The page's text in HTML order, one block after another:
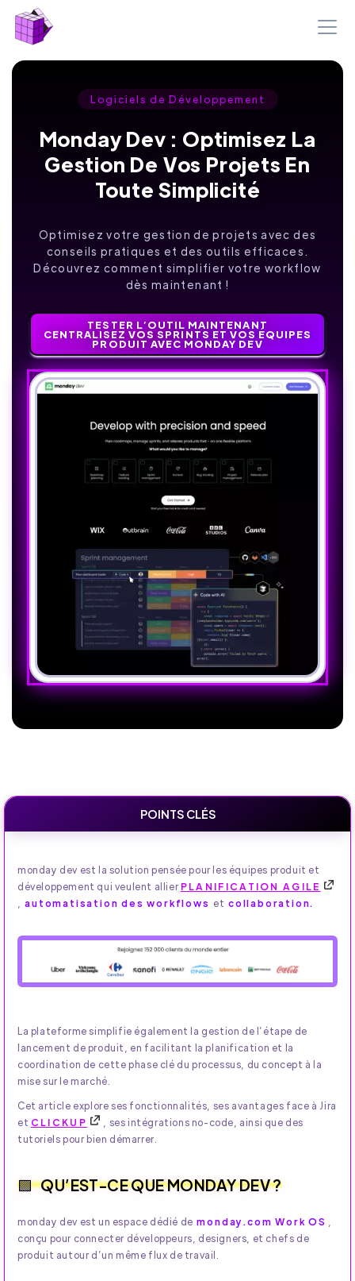
Logiciels de Développement
Monday Dev : Optimisez La
Gestion De Vos Projets En
Toute Simplicité
Optimisez votre gestion de projets avec des
conseils pratiques et des outils efficaces.
Découvrez comment simplifier votre workflow
dès maintenant !
TESTER L’OUTIL MAINTENANT
CENTRALISEZ VOS SPRINTS ET VOS ÉQUIPES
PRODUIT AVEC MONDAY DEV
POINTS CLÉS
monday dev est la solution pensée pour les équipes produit et
développement qui veulent allierPLANIFICATION AGILE
, automatisation des workflows et collaboration.
La plateforme simplifie également la gestion de l’étape de
lancement de produit, en facilitant la planification et la
coordination de cette phase clé du processus, du concept à la
mise sur le marché.
Cet article explore ses fonctionnalités, ses avantages face à Jira
et CLICKUP
, ses intégrations no-code, ainsi que des
tutoriels pour bien démarrer.
QU’EST-CE QUE MONDAY DEV ?
monday dev est un espace dédié de monday.com Work OS
conçu pour connecter développeurs, designers, et chefs de
produit autour d’un même flux de travail.​